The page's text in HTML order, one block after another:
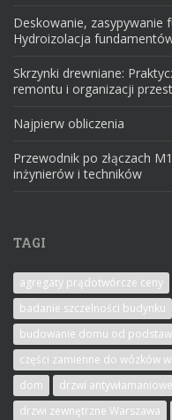
Deskowanie, zasypywanie
Hydroizolacja
Skrzynki drewniane:
remontu i organizacji
Najpierw obliczenia
Przewodnik po złączach
inżynierów i techników
TAGI
agregaty prądotwórcze ceny
badanie szczelności budynku
budowanie domu od podstaw
części zamienne do wózków
dom
drzwi
drzwi zewnętrzne Warszawa